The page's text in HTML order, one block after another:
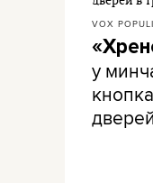
VOX POPULI
у